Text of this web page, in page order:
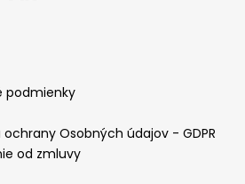
podmienky
Osobných údajov - GDPR
od zmluvy